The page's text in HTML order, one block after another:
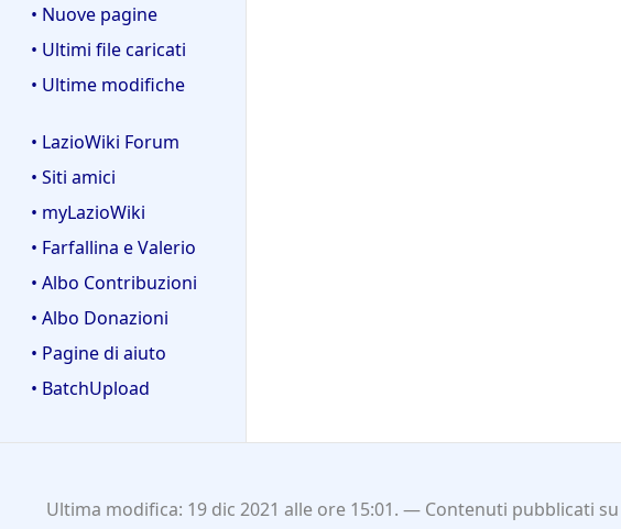
• Nuove pagine
• Ultimi file caricati
• Ultime modifiche
• LazioWiki Forum
• Siti amici
• myLazioWiki
• Farfallina e Valerio
• Albo Contribuzioni
• Albo Donazioni
• Pagine di aiuto
• BatchUpload
Ultima modifica: 19 dic 2021 alle ore 15:01. Contenuti pubblicati